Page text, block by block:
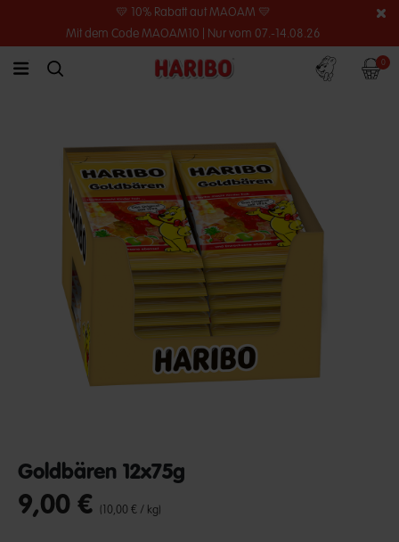
💛 10% Rabatt auf MAOAM 💛
Mit dem Code MAOAM10 | Nur vom 07.-14.08.26
link.header.menu.label
simplesearch.search.label
Konto 0
Goldbären 12x75g
undefined out of 5 Customer Rating
9,00 € (10,00 € / kg)